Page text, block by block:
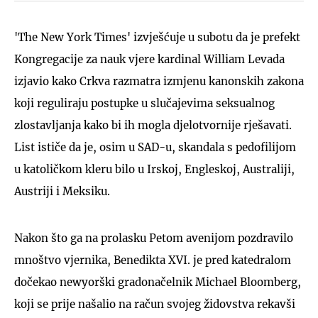
'The New York Times' izvješćuje u subotu da je prefekt
Kongregacije za nauk vjere kardinal William Levada
izjavio kako Crkva razmatra izmjenu kanonskih zakona
koji reguliraju postupke u slučajevima seksualnog
zlostavljanja kako bi ih mogla djelotvornije rješavati.
List ističe da je, osim u SAD-u, skandala s pedofilijom
u katoličkom kleru bilo u Irskoj, Engleskoj, Australiji,
Austriji i Meksiku.
Nakon što ga na prolasku Petom avenijom pozdravilo
mnoštvo vjernika, Benedikta XVI. je pred katedralom
dočekao newyorški gradonačelnik Michael Bloomberg,
koji se prije našalio na račun svojeg židovstva rekavši